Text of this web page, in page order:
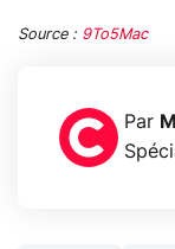
Source : 9To5Mac
Par